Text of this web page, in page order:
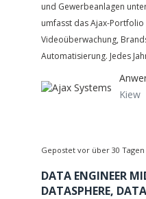
und Gewerbeanlagen
umfasst das Ajax-
Videoüberwachung,
Automatisierung. Jedes
Kiew
Gepostet vor über 30 Tagen
DATA ENGINEER
DATASPHERE,